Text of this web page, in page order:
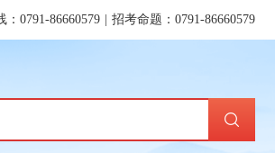
：0791-86660579 | 招考命题：0791-86660579